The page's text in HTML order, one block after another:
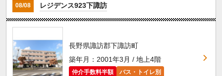
08/08 レジデンス923下諏訪
長野県諏訪郡下諏訪町
築年月：2001年3月 / 地上4階
仲介手数料半額 バス・トイレ別